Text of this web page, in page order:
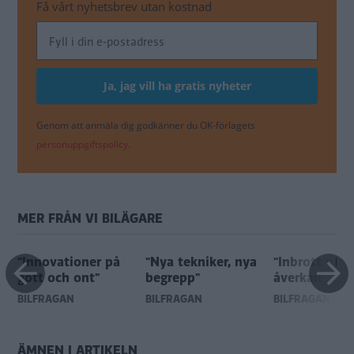
Få vårt nyhetsbrev utan kostnad
Genom att anmäla dig godkänner du OK-förlagets
personuppgiftspolicy.
MER FRÅN VI BILÄGARE
"Innovationer på
gott och ont"
BILFRÅGAN
"Nya tekniker, nya
begrepp"
BILFRÅGAN
"Inbrott utan
åverkan"
BILFRÅGAN